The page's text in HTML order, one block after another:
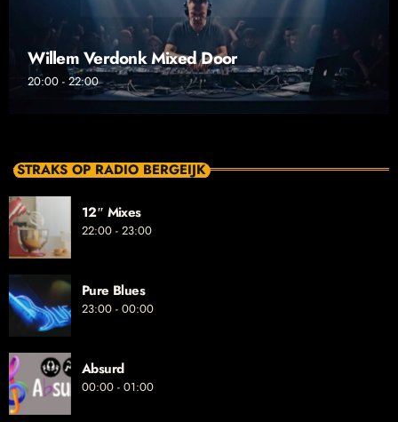
Willem Verdonk Mixed Door
20:00 - 22:00
STRAKS OP RADIO BERGEIJK
12″ Mixes
22:00 - 23:00
Pure Blues
23:00 - 00:00
Absurd
00:00 - 01:00